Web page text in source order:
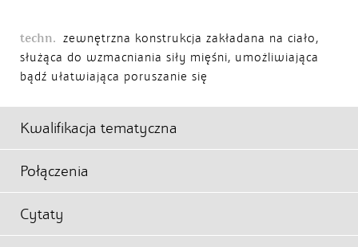
Autorzy
techn. zewnętrzna konstrukcja zakładana na ciało,
służąca do wzmacniania siły mięśni, umożliwiająca
bądź ułatwiająca poruszanie się
Kwalifikacja tematyczna
Połączenia
Cytaty